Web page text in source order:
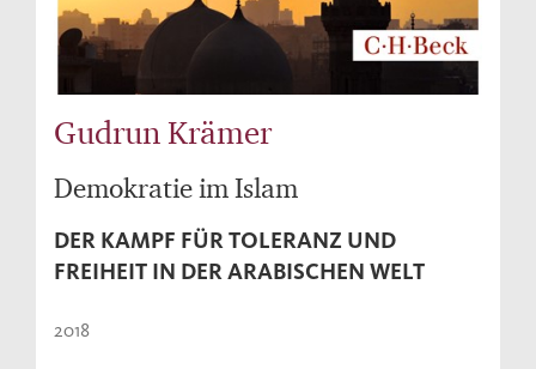
Gudrun Krämer
Demokratie im Islam
DER KAMPF FÜR TOLERANZ UND
FREIHEIT IN DER ARABISCHEN WELT
2018